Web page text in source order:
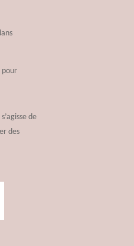
pour
de
des